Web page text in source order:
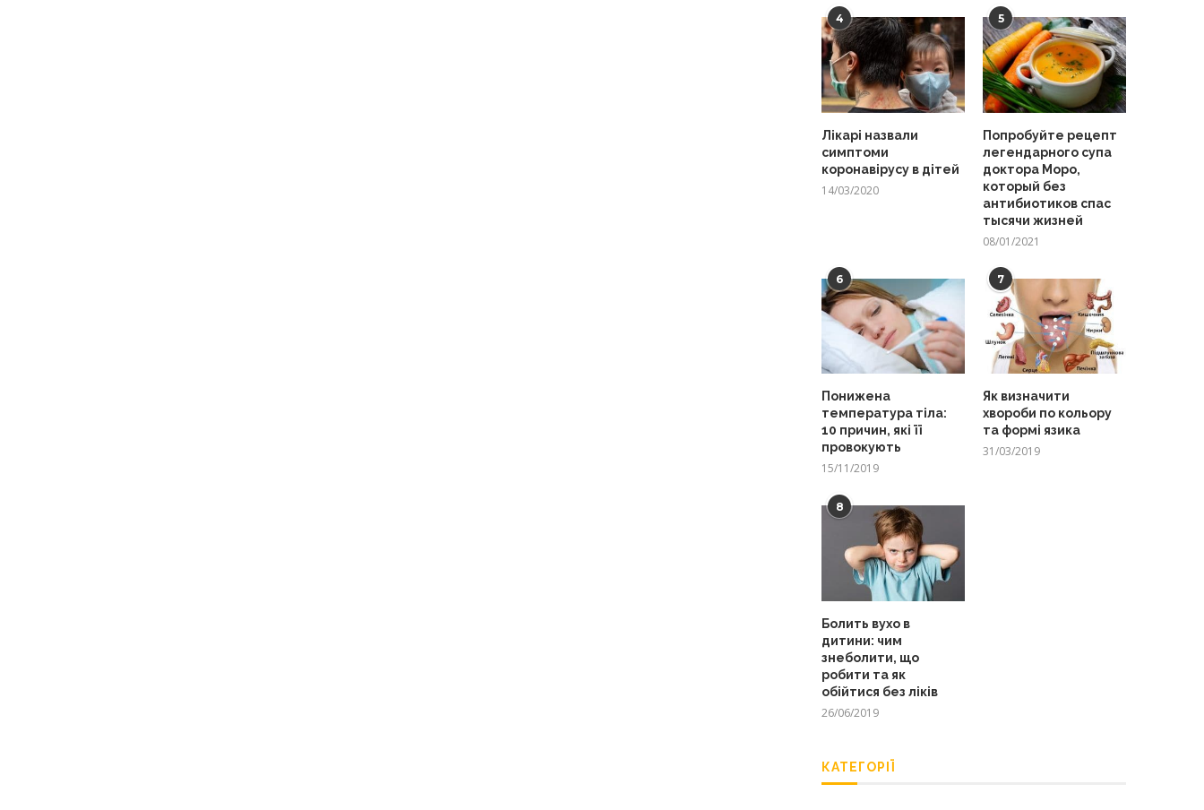
4
Лікарі назвали
симптоми
коронавірусу в дітей
14/03/2020
5
Попробуйте рецепт
легендарного супа
доктора Моро,
который без
антибиотиков спас
тысячи жизней
08/01/2021
6
Понижена
температура тіла:
10 причин, які її
провокують
15/11/2019
7
Як визначити
хвороби по кольору
та формі язика
31/03/2019
8
Болить вухо в
дитини: чим
знеболити, що
робити та як
обійтися без ліків
26/06/2019
КАТЕГОРІЇ